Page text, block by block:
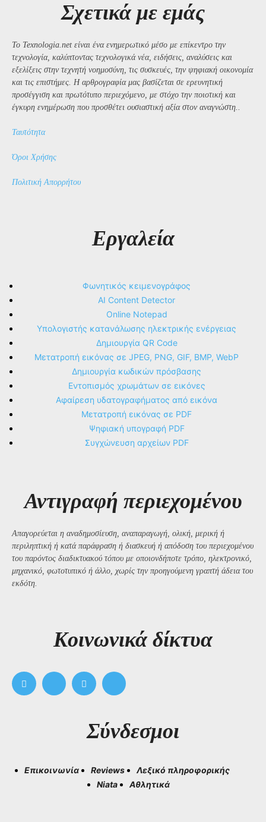
Σχετικά με εμάς
Το Texnologia.net είναι ένα ενημερωτικό μέσο με επίκεντρο την
τεχνολογία, καλύπτοντας τεχνολογικά νέα, ειδήσεις, αναλύσεις και
εξελίξεις στην τεχνητή νοημοσύνη, τις συσκευές, την ψηφιακή οικονομία
και τις επιστήμες. Η αρθρογραφία μας βασίζεται σε ερευνητική
προσέγγιση και πρωτότυπο περιεχόμενο, με στόχο την ποιοτική και
έγκυρη ενημέρωση που προσθέτει ουσιαστική αξία στον αναγνώστη..
Ταυτότητα
Όροι Χρήσης
Πολιτική Απορρήτου
Εργαλεία
Φωνητικός κειμενογράφος
AI Content Detector
Online Notepad
Υπολογιστής κατανάλωσης ηλεκτρικής ενέργειας
Δημιουργία QR Code
Μετατροπή εικόνας σε JPEG, PNG, GIF, BMP, WebP
Δημιουργία κωδικών πρόσβασης
Εντοπισμός χρωμάτων σε εικόνες
Αφαίρεση υδατογραφήματος από εικόνα
Μετατροπή εικόνας σε PDF
Ψηφιακή υπογραφή PDF
Συγχώνευση αρχείων PDF
Αντιγραφή περιεχομένου
Απαγορεύεται η αναδημοσίευση, αναπαραγωγή, ολική, μερική ή
περιληπτική ή κατά παράφραση ή διασκευή ή απόδοση του περιεχομένου
του παρόντος διαδικτυακού τόπου με οποιονδήποτε τρόπο, ηλεκτρονικό,
μηχανικό, φωτοτυπικό ή άλλο, χωρίς την προηγούμενη γραπτή άδεια του
εκδότη.
Kοινωνικά δίκτυα
Σύνδεσμοι
Επικοινωνία Reviews
Λεξικό πληροφορικής
Niata
Αθλητικά